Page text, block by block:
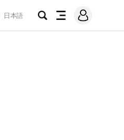
日本語
검
전
메
그